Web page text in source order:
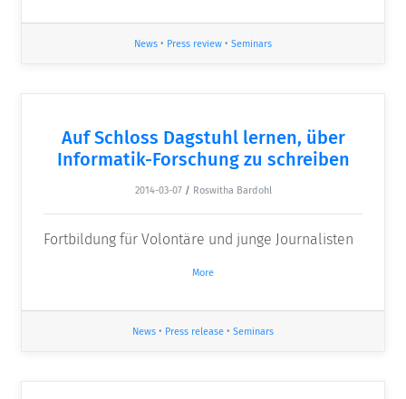
News • Press review • Seminars
Auf Schloss Dagstuhl lernen, über
Informatik-Forschung zu schreiben
2014-03-07 / Roswitha Bardohl
Fortbildung für Volontäre und junge Journalisten
More
News • Press release • Seminars